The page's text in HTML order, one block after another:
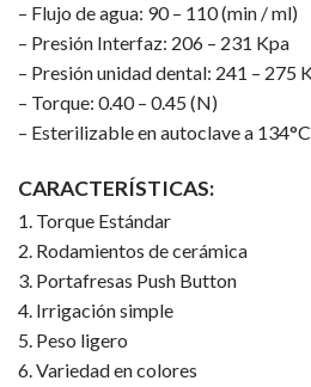
– Flujo de agua: 90 – 110 (min / ml)
– Presión Interfaz: 206 – 231 Kpa
– Presión unidad dental: 241 – 275
– Torque: 0.40 – 0.45 (N)
– Esterilizable en autoclave a 134°C
CARACTERÍSTICAS:
1. Torque Estándar
2. Rodamientos de cerámica
3. Portafresas Push Button
4. Irrigación simple
5. Peso ligero
6. Variedad en colores